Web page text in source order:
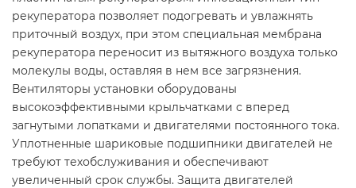
рекуператора позволяет подогревать и увлажнять
приточный воздух, при этом специальная мембрана
рекуператора переносит из вытяжного воздуха только
молекулы воды, оставляя в нем все загрязнения.
Вентиляторы установки оборудованы
высокоэффективными крыльчатками с вперед
загнутыми лопатками и двигателями постоянного тока.
Уплотненные шариковые подшипники двигателей не
требуют техобслуживания и обеспечивают
увеличенный срок службы. Защита двигателей